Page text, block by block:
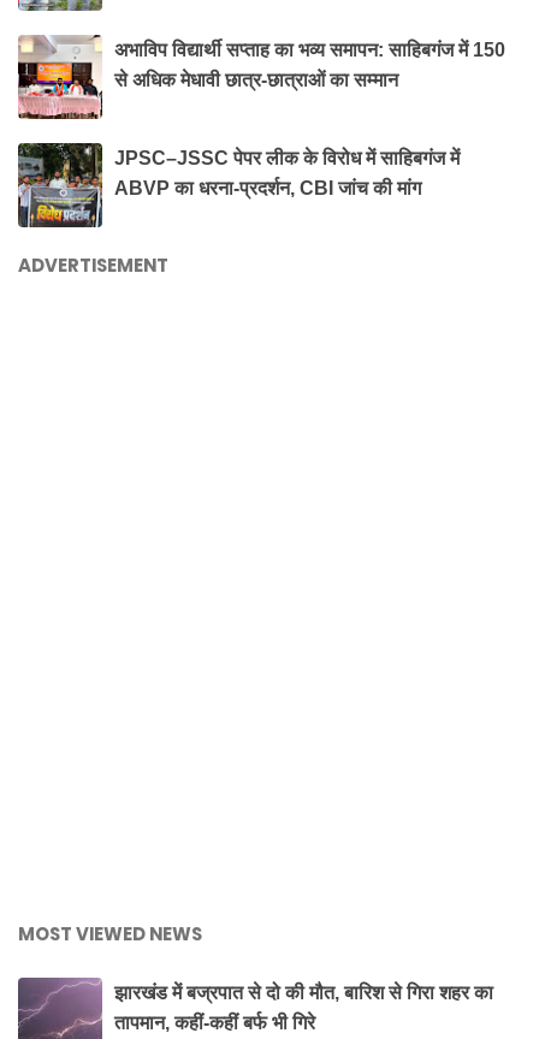
अभाविप विद्यार्थी सप्ताह का भव्य समापन: साहिबगंज में 150
से अधिक मेधावी छात्र-छात्राओं का सम्मान
JPSC–JSSC पेपर लीक के विरोध में साहिबगंज में
ABVP का धरना-प्रदर्शन, CBI जांच की मांग
ADVERTISEMENT
MOST VIEWED NEWS
झारखंड में बज्रपात से दो की मौत, बारिश से गिरा शहर का
तापमान, कहीं-कहीं बर्फ भी गिरे